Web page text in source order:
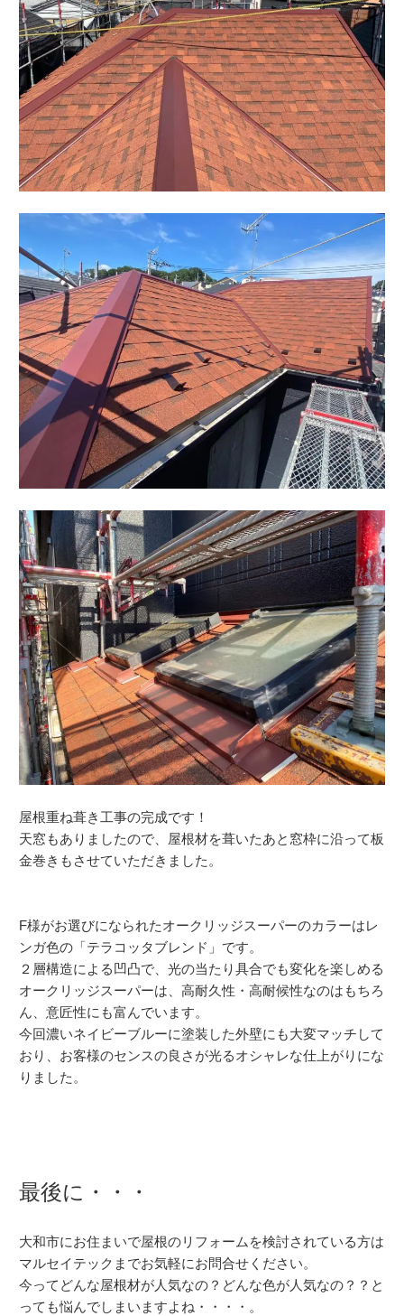
屋根重ね葺き工事の完成です！
天窓もありましたので、屋根材を葺いたあと窓枠に沿って板
金巻きもさせていただきました。
F様がお選びになられたオークリッジスーパーのカラーはレ
ンガ色の「テラコッタブレンド」です。
２層構造による凹凸で、光の当たり具合でも変化を楽しめる
オークリッジスーパーは、高耐久性・高耐候性なのはもちろ
ん、意匠性にも富んでいます。
今回濃いネイビーブルーに塗装した外壁にも大変マッチして
おり、お客様のセンスの良さが光るオシャレな仕上がりにな
りました。
最後に・・・
大和市にお住まいで屋根のリフォームを検討されている方は
マルセイテックまでお気軽にお問合せください。
今ってどんな屋根材が人気なの？どんな色が人気なの？？と
っても悩んでしまいますよね・・・・。